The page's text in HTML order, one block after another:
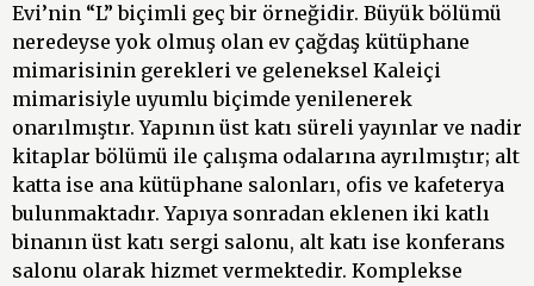
Evi’nin “L” biçimli geç bir örneğidir. Büyük bölümü
neredeyse yok olmuş olan ev çağdaş kütüphane
mimarisinin gerekleri ve geleneksel Kaleiçi
mimarisiyle uyumlu biçimde yenilenerek
onarılmıştır. Yapının üst katı süreli yayınlar ve nadir
kitaplar bölümü ile çalışma odalarına ayrılmıştır; alt
katta ise ana kütüphane salonları, ofis ve kafeterya
bulunmaktadır. Yapıya sonradan eklenen iki katlı
binanın üst katı sergi salonu, alt katı ise konferans
salonu olarak hizmet vermektedir. Komplekse